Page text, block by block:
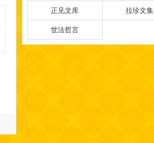
正见文库 拉珍文集
世法哲言